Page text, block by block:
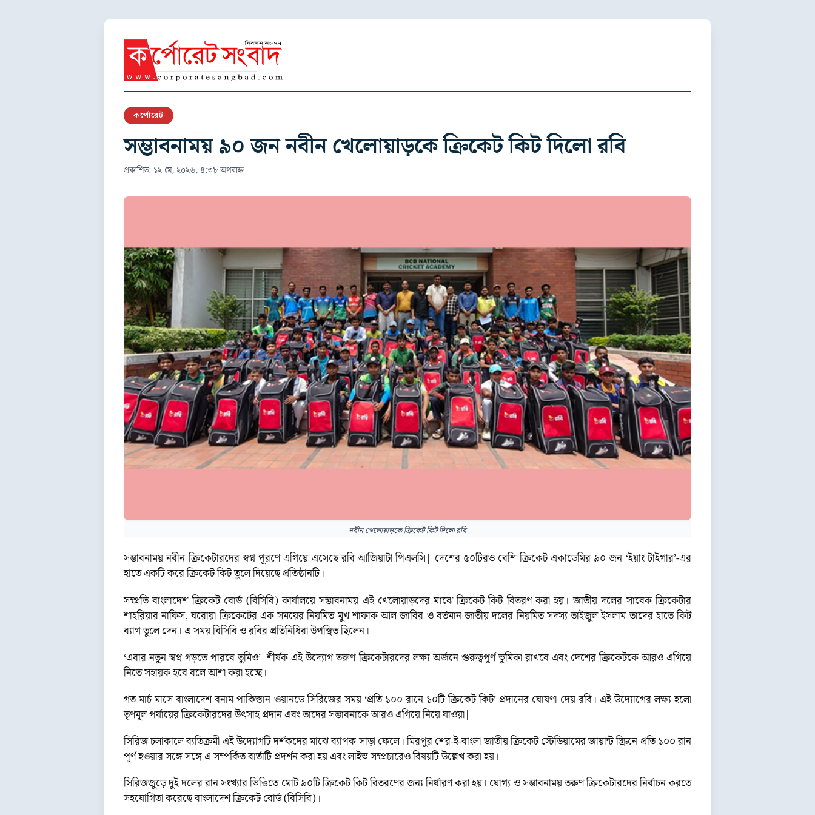
কর্পোরেট
সম্ভাবনাময় ৯০ জন নবীন খেলোয়াড়কে ক্রিকেট কিট দিলো রবি
প্রকাশিত: ১২ মে, ২০২৬, ৪:৩৮ অপরাহ্ন ·
নবীন খেলোয়াড়কে ক্রিকেট কিট দিলো রবি
সম্ভাবনাময় নবীন ক্রিকেটারদের স্বপ্ন পূরণে এগিয়ে এসেছে রবি আজিয়াটা পিএলসি| দেশের ৫০টিরও বেশি ক্রিকেট একাডেমির ৯০ জন ‘ইয়াং টাইগার’-এর
হাতে একটি করে ক্রিকেট কিট তুলে দিয়েছে প্রতিষ্ঠানটি।
সম্প্রতি বাংলাদেশ ক্রিকেট বোর্ড (বিসিবি) কার্যালয়ে সম্ভাবনাময় এই খেলোয়াড়দের মাঝে ক্রিকেট কিট বিতরণ করা হয়। জাতীয় দলের সাবেক ক্রিকেটার
শাহরিয়ার নাফিস, ঘরোয়া ক্রিকেটের এক সময়ের নিয়মিত মুখ শাফাক আল জাবির ও বর্তমান জাতীয় দলের নিয়মিত সদস্য তাইজুল ইসলাম তাদের হাতে কিট
ব্যাগ তুলে দেন। এ সময় বিসিবি ও রবির প্রতিনিধিরা উপস্থিত ছিলেন।
‘এবার নতুন স্বপ্ন গড়তে পারবে তুমিও’ শীর্ষক এই উদ্যোগ তরুণ ক্রিকেটারদের লক্ষ্য অর্জনে গুরুত্বপূর্ণ ভূমিকা রাখবে এবং দেশের ক্রিকেটকে আরও এগিয়ে
নিতে সহায়ক হবে বলে আশা করা হচ্ছে।
গত মার্চ মাসে বাংলাদেশ বনাম পাকিস্তান ওয়ানডে সিরিজের সময় ‘প্রতি ১০০ রানে ১০টি ক্রিকেট কিট’ প্রদানের ঘোষণা দেয় রবি। এই উদ্যোগের লক্ষ্য হলো
তৃণমূল পর্যায়ের ক্রিকেটারদের উৎসাহ প্রদান এবং তাদের সম্ভাবনাকে আরও এগিয়ে নিয়ে যাওয়া|
সিরিজ চলাকালে ব্যতিক্রমী এই উদ্যোগটি দর্শকদের মাঝে ব্যাপক সাড়া ফেলে। মিরপুর শের-ই-বাংলা জাতীয় ক্রিকেট স্টেডিয়ামের জায়ান্ট স্ক্রিনে প্রতি ১০০ রান
পূর্ণ হওয়ার সঙ্গে সঙ্গে এ সম্পর্কিত বার্তাটি প্রদর্শন করা হয় এবং লাইভ সম্প্রচারেও বিষয়টি উল্লেখ করা হয়।
সিরিজজুড়ে দুই দলের রান সংখ্যার ভিত্তিতে মোট ৯০টি ক্রিকেট কিট বিতরণের জন্য নির্ধারণ করা হয়। যোগ্য ও সম্ভাবনাময় তরুণ ক্রিকেটারদের নির্বাচন করতে
সহযোগিতা করেছে বাংলাদেশ ক্রিকেট বোর্ড (বিসিবি)।